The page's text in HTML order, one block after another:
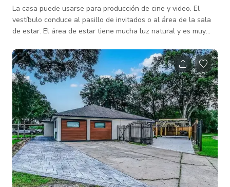
La casa puede usarse para producción de cine y video. El
vestíbulo conduce al pasillo de invitados o al área de la sala
de estar. El área de estar tiene mucha luz natural y es muy
incluye un rincón para desayunos con paneles de madera
amarilla y una despensa con ventana de color salvia. Los
muebles pueden moverse, siempre que no se dañen y se
manejen con cuidado.